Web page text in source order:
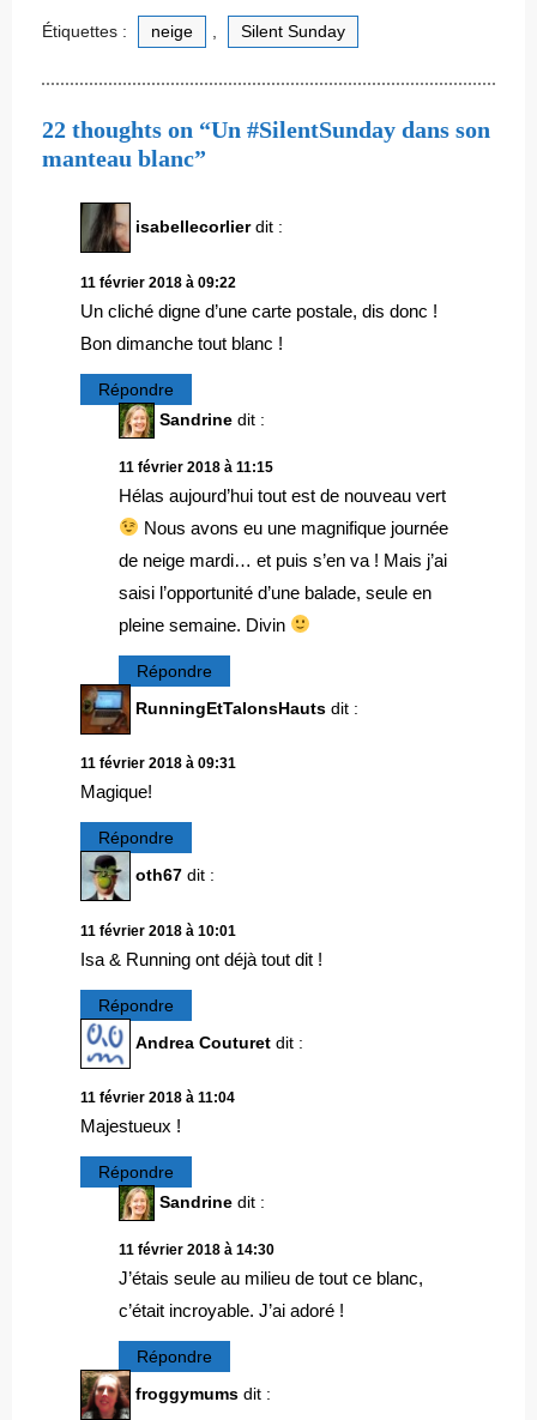
Étiquettes : neige Silent Sunday
22 thoughts on “Un #SilentSunday dans son
manteau blanc”
isabellecorlier dit :
11 février 2018 à 09:22
Un cliché digne d’une carte postale, dis donc !
Bon dimanche tout blanc !
Répondre
Sandrine dit :
11 février 2018 à 11:15
Hélas aujourd’hui tout est de nouveau vert
Nous avons eu une magnifique journée
de neige mardi… et puis s’en va ! Mais j’ai
saisi l’opportunité d’une balade, seule en
pleine semaine. Divin
Répondre
RunningEtTalonsHauts dit :
11 février 2018 à 09:31
Magique!
Répondre
oth67 dit :
11 février 2018 à 10:01
Isa & Running ont déjà tout dit !
Répondre
Andrea Couturet dit :
11 février 2018 à 11:04
Majestueux !
Répondre
Sandrine dit :
11 février 2018 à 14:30
J’étais seule au milieu de tout ce blanc,
c’était incroyable. J’ai adoré !
Répondre
froggymums dit :